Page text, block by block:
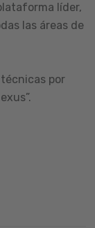
líder,
las áreas de
por